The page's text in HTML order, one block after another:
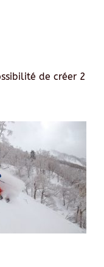
de créer 2